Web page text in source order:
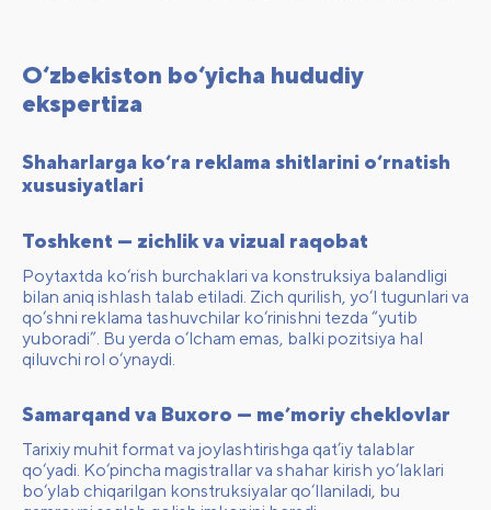
O‘zbekiston bo‘yicha hududiy
ekspertiza
Shaharlarga ko‘ra reklama shitlarini o‘rnatish
xususiyatlari
Toshkent — zichlik va vizual raqobat
Poytaxtda ko‘rish burchaklari va konstruksiya balandligi
bilan aniq ishlash talab etiladi. Zich qurilish, yo‘l tugunlari va
qo‘shni reklama tashuvchilar ko‘rinishni tezda “yutib
yuboradi”. Bu yerda o‘lcham emas, balki pozitsiya hal
qiluvchi rol o‘ynaydi.
Samarqand va Buxoro — me’moriy cheklovlar
Tarixiy muhit format va joylashtirishga qat’iy talablar
qo‘yadi. Ko‘pincha magistrallar va shahar kirish yo‘laklari
bo‘ylab chiqarilgan konstruksiyalar qo‘llaniladi, bu